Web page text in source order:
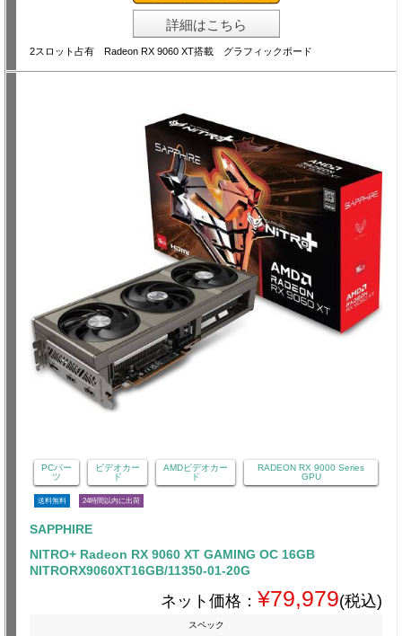
詳細はこちら
2スロット占有 Radeon RX 9060 XT搭載 グラフィックボード
PCパー
ツ
ビデオカー
ド
AMDビデオカー
ド
RADEON RX 9000 Series
GPU
送料無料 24時間以内に出荷
SAPPHIRE
NITRO+ Radeon RX 9060 XT GAMING OC 16GB
NITRORX9060XT16GB/11350-01-20G
ネット価格： ¥79,979(税込)
スペック